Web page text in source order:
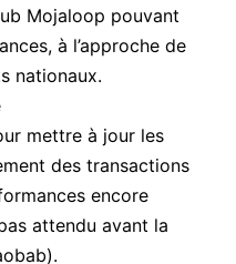
Mojaloop pouvant
à l’approche de
nationaux.
mettre à jour les
des transactions
encore
attendu avant la